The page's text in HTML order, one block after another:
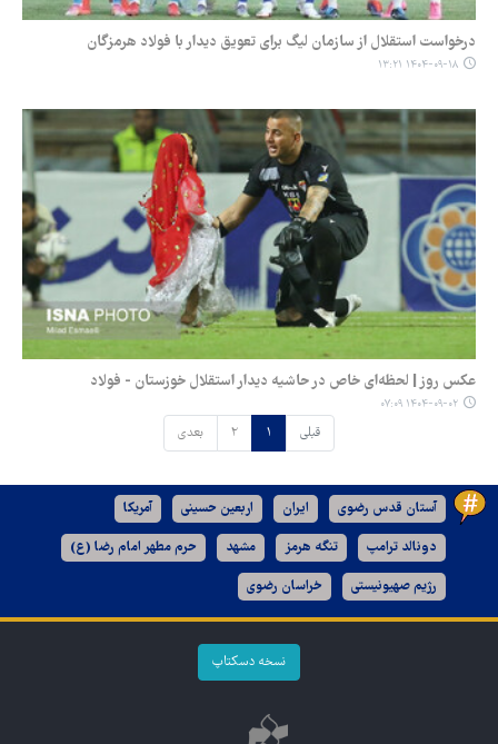
درخواست استقلال از سازمان لیگ برای تعویق دیدار با فولاد هرمزگان
۱۴۰۴-۰۹-۱۸ ۱۳:۲۱
عکس روز | لحظه‌ای خاص در حاشیه دیدار استقلال خوزستان - فولاد
۱۴۰۴-۰۹-۰۲ ۰۷:۰۹
قبلی ۱ ۲ بعدی
آستان قدس رضوی ایران اربعین حسینی آمریکا
دونالد ترامپ تنگه هرمز مشهد حرم مطهر امام رضا (ع)
رژیم صهیونیستی خراسان رضوی
نسخه دسکتاپ